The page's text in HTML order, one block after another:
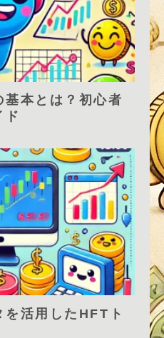
基本とは？初心者
ド
を活用したHFTト